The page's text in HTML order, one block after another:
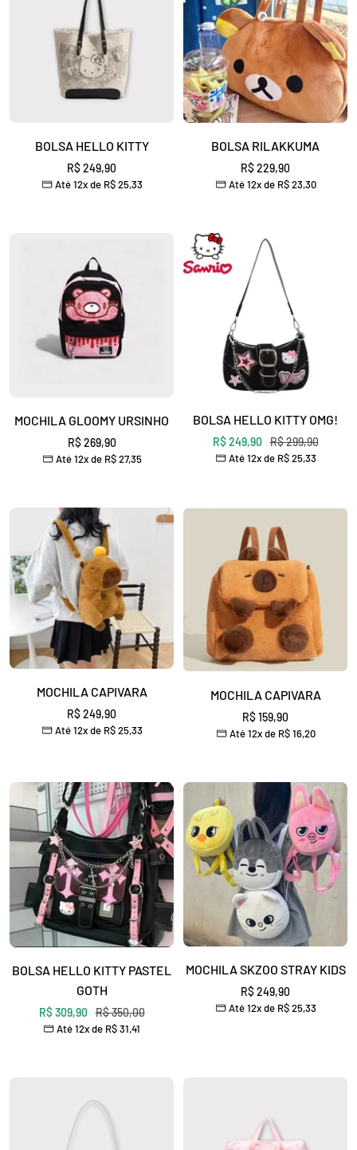
BOLSA HELLO KITTY
Preço
promocional
R$ 249,90
Até 12x de R$ 25,33
BOLSA RILAKKUMA
Preço
promocional
R$ 229,90
Até 12x de R$ 23,30
MOCHILA GLOOMY URSINHO
Preço
promocional
R$ 269,90
Até 12x de R$ 27,35
BOLSA HELLO KITTY OMG!
Preço
promocional
R$ 249,90 Preço
normal
R$ 299,90
Até 12x de R$ 25,33
MOCHILA CAPIVARA
Preço
promocional
R$ 249,90
Até 12x de R$ 25,33
MOCHILA CAPIVARA
Preço
promocional
R$ 159,90
Até 12x de R$ 16,20
BOLSA HELLO KITTY PASTEL
GOTH
Preço
promocional
R$ 309,90 Preço
normal
R$ 350,00
Até 12x de R$ 31,41
MOCHILA SKZOO STRAY KIDS
Preço
promocional
R$ 249,90
Até 12x de R$ 25,33